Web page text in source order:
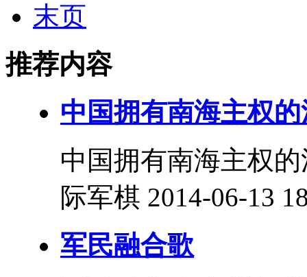
末页
推荐内容
中国拥有南海主权
中国拥有南海主权
际军棋 2014-06-13
军民融合歌